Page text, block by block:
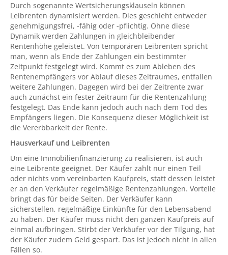
Durch sogenannte Wertsicherungsklauseln können
Leibrenten dynamisiert werden. Dies geschieht entweder
genehmigungsfrei, -fähig oder -pflichtig. Ohne diese
Dynamik werden Zahlungen in gleichbleibender
Rentenhöhe geleistet. Von temporären Leibrenten spricht
man, wenn als Ende der Zahlungen ein bestimmter
Zeitpunkt festgelegt wird. Kommt es zum Ableben des
Rentenempfängers vor Ablauf dieses Zeitraumes, entfallen
weitere Zahlungen. Dagegen wird bei der Zeitrente zwar
auch zunächst ein fester Zeitraum für die Rentenzahlung
festgelegt. Das Ende kann jedoch auch nach dem Tod des
Empfängers liegen. Die Konsequenz dieser Möglichkeit ist
die Vererbbarkeit der Rente.
Hausverkauf und Leibrenten
Um eine Immobilienfinanzierung zu realisieren, ist auch
eine Leibrente geeignet. Der Käufer zahlt nur einen Teil
oder nichts vom vereinbarten Kaufpreis, statt dessen leistet
er an den Verkäufer regelmäßige Rentenzahlungen. Vorteile
bringt das für beide Seiten. Der Verkäufer kann
sicherstellen, regelmäßige Einkünfte für den Lebensabend
zu haben. Der Käufer muss nicht den ganzen Kaufpreis auf
einmal aufbringen. Stirbt der Verkäufer vor der Tilgung, hat
der Käufer zudem Geld gespart. Das ist jedoch nicht in allen
Fällen so.